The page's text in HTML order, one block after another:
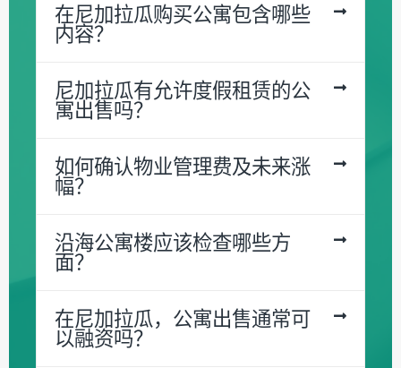
在尼加拉瓜购买公寓包含哪些
内容？
尼加拉瓜有允许度假租赁的公
寓出售吗？
如何确认物业管理费及未来涨
幅？
沿海公寓楼应该检查哪些方
面？
在尼加拉瓜，公寓出售通常可
以融资吗？